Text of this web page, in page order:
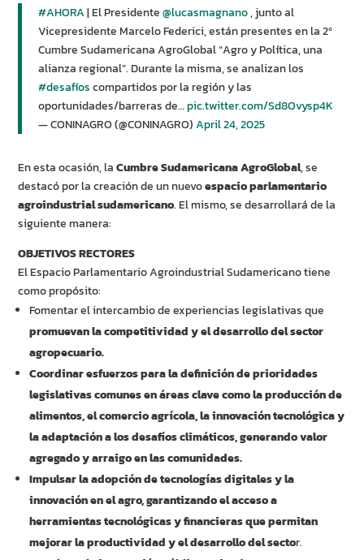
#AHORA| El Presidente@lucasmagnano, junto al
Vicepresidente Marcelo Federici, están presentes en la 2º
Cumbre Sudamericana AgroGlobal “Agro y Política, una
alianza regional”. Durante la misma, se analizan los
#desafíoscompartidos por la región y las
oportunidades/barreras de…pic.twitter.com/Sd8Ovysp4K
— CONINAGRO (@CONINAGRO)April 24, 2025
En esta ocasión, laCumbre Sudamericana AgroGlobal, se
destacó por la creación de un nuevoespacio parlamentario
agroindustrial sudamericano. El mismo, se desarrollará de la
siguiente manera:
OBJETIVOS RECTORES
El Espacio Parlamentario Agroindustrial Sudamericano tiene
como propósito:
Fomentar el intercambio de experiencias legislativas que
promuevan la competitividad y el desarrollo del sector
agropecuario.
Coordinar esfuerzos para la definición de prioridades
legislativas comunes en áreas clave como la producción de
alimentos, el comercio agrícola, la innovación tecnológica y
la adaptación a los desafíos climáticos, generando valor
agregado y arraigo en las comunidades.
Impulsar la adopción de tecnologías digitales y la
innovación en el agro, garantizando el acceso a
herramientas tecnológicas y financieras que permitan
mejorar la productividad y el desarrollo del sector.